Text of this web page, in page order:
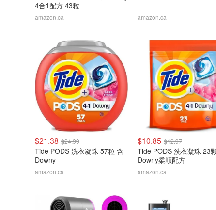
4合1配方 43粒
amazon.ca amazon.ca
$21.38 $24.99
Tide PODS 洗衣凝珠 57粒 含
Downy
amazon.ca
$10.85 $12.97
Tide PODS 洗衣凝珠 23
Downy柔顺配方
amazon.ca